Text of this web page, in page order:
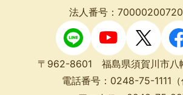
法人番号：
〒962-8601 福島県須賀川市八
電話番号： 0248-75-1111